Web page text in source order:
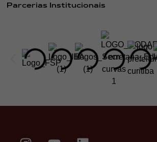
Parcerias Institucionais